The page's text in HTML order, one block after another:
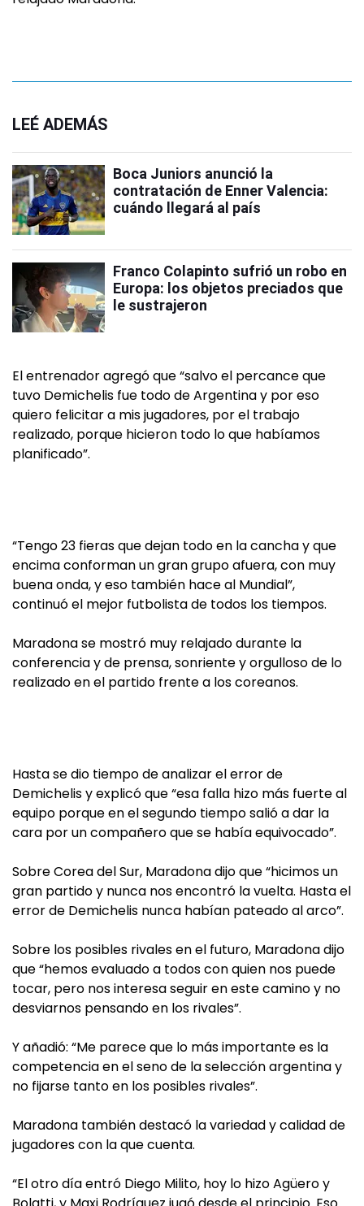
LEÉ ADEMÁS
Boca Juniors anunció la
contratación de Enner Valencia:
cuándo llegará al país
Franco Colapinto sufrió un robo en
Europa: los objetos preciados que
le sustrajeron
El entrenador agregó que “salvo el percance que
tuvo Demichelis fue todo de Argentina y por eso
quiero felicitar a mis jugadores, por el trabajo
realizado, porque hicieron todo lo que habíamos
planificado”.
“Tengo 23 fieras que dejan todo en la cancha y que
encima conforman un gran grupo afuera, con muy
buena onda, y eso también hace al Mundial”,
continuó el mejor futbolista de todos los tiempos.
Maradona se mostró muy relajado durante la
conferencia y de prensa, sonriente y orgulloso de lo
realizado en el partido frente a los coreanos.
Hasta se dio tiempo de analizar el error de
Demichelis y explicó que “esa falla hizo más fuerte al
equipo porque en el segundo tiempo salió a dar la
cara por un compañero que se había equivocado”.
Sobre Corea del Sur, Maradona dijo que “hicimos un
gran partido y nunca nos encontró la vuelta. Hasta el
error de Demichelis nunca habían pateado al arco”.
Sobre los posibles rivales en el futuro, Maradona dijo
que “hemos evaluado a todos con quien nos puede
tocar, pero nos interesa seguir en este camino y no
desviarnos pensando en los rivales”.
Y añadió: “Me parece que lo más importante es la
competencia en el seno de la selección argentina y
no fijarse tanto en los posibles rivales”.
Maradona también destacó la variedad y calidad de
jugadores con la que cuenta.
“El otro día entró Diego Milito, hoy lo hizo Agüero y